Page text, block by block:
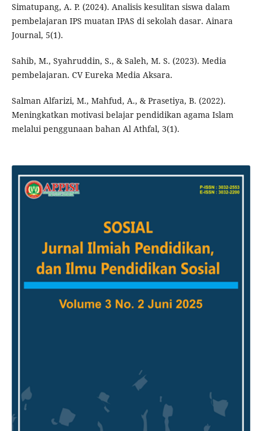
Simatupang, A. P. (2024). Analisis kesulitan siswa dalam
pembelajaran IPS muatan IPAS di sekolah dasar. Ainara
Journal, 5(1).
Sahib, M., Syahruddin, S., & Saleh, M. S. (2023). Media
pembelajaran. CV Eureka Media Aksara.
Salman Alfarizi, M., Mahfud, A., & Prasetiya, B. (2022).
Meningkatkan motivasi belajar pendidikan agama Islam
melalui penggunaan bahan Al Athfal, 3(1).